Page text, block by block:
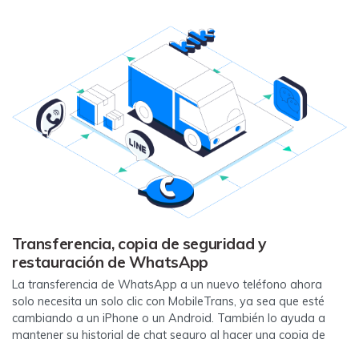
Transferencia, copia de seguridad y
restauración de WhatsApp
La transferencia de WhatsApp a un nuevo teléfono ahora
solo necesita un solo clic con MobileTrans, ya sea que esté
cambiando a un iPhone o un Android. También lo ayuda a
mantener su historial de chat seguro al hacer una copia de